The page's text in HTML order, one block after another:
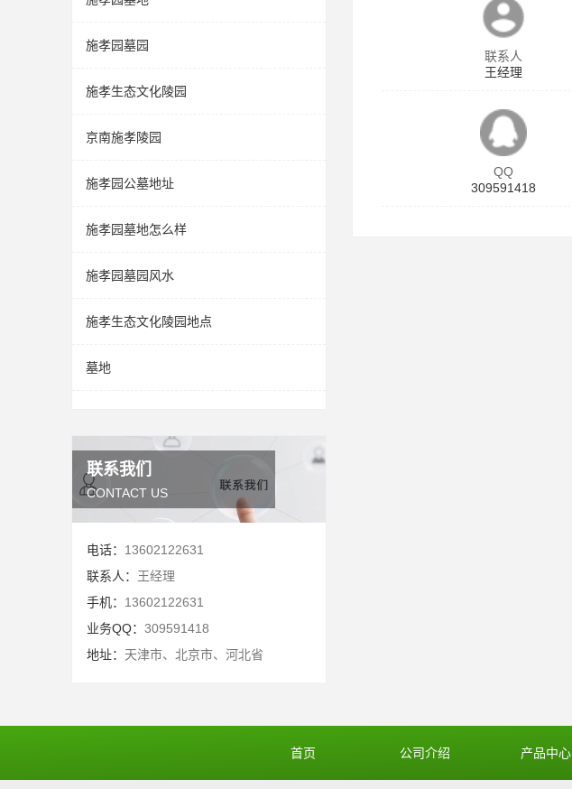
施孝园墓园
施孝生态文化陵园
京南施孝陵园
施孝园公墓地址
施孝园墓地怎么样
施孝园墓园风水
施孝生态文化陵园地点
墓地
联系我们
CONTACT US
电话： 13602122631
联系人： 王经理
手机： 13602122631
业务QQ： 309591418
地址： 天津市、北京市、河北省
联系人
王经理
QQ
309591418
首页 公司介绍 产品中心